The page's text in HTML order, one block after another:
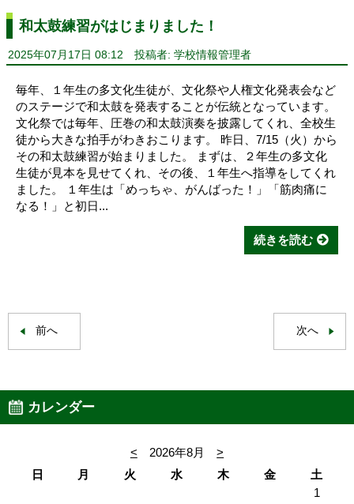
和太鼓練習がはじまりました！
2025年07月17日 08:12 投稿者: 学校情報管理者
毎年、１年生の多文化生徒が、文化祭や人権文化発表会など
のステージで和太鼓を発表することが伝統となっています。
文化祭では毎年、圧巻の和太鼓演奏を披露してくれ、全校生
徒から大きな拍手がわきおこります。 昨日、7/15（火）から
その和太鼓練習が始まりました。 まずは、２年生の多文化
生徒が見本を見せてくれ、その後、１年生へ指導をしてくれ
ました。 １年生は「めっちゃ、がんばった！」「筋肉痛に
なる！」と初日...
続きを読む
前へ 次へ
カレンダー
< 2026年8月
>
日
月 火 水 木 金
土
1